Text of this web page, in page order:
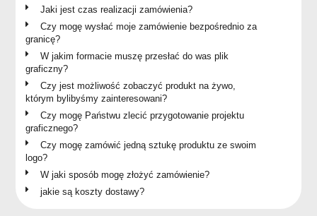
Jaki jest czas realizacji zamówienia?
Czy mogę wysłać moje zamówienie bezpośrednio za
granicę?
W jakim formacie muszę przesłać do was plik
graficzny?
Czy jest możliwość zobaczyć produkt na żywo,
którym bylibyśmy zainteresowani?
Czy mogę Państwu zlecić przygotowanie projektu
graficznego?
Czy mogę zamówić jedną sztukę produktu ze swoim
logo?
W jaki sposób mogę złożyć zamówienie?
jakie są koszty dostawy?